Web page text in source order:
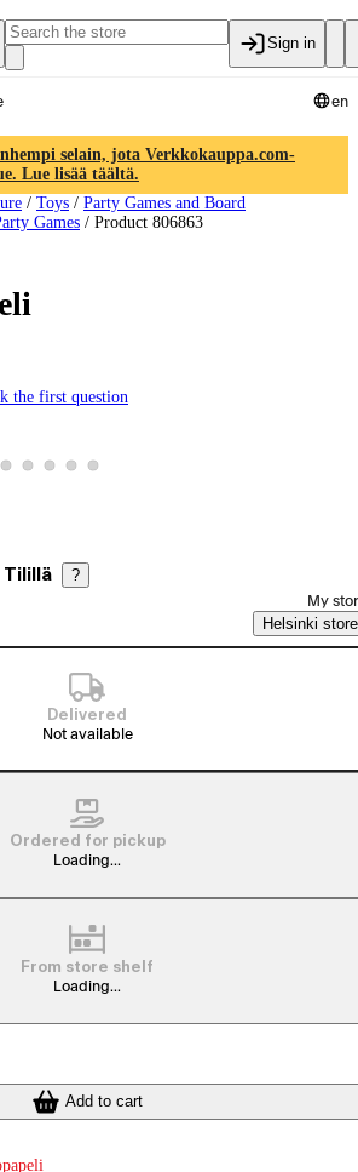
Sign in
en
selain, jota Verkkokauppa.com-
Lue lisää täältä.
/ Toys / Party Games and Board
Games / Product 806863
the first question
videos
product image 1
View product image 2
View product image 3
View product image 4
View product image 5
View product image 6
Tilillä ?
My
Helsinki store
Delivered
Not available
Ordered for pickup
Loading...
From store shelf
Loading...
Add to cart